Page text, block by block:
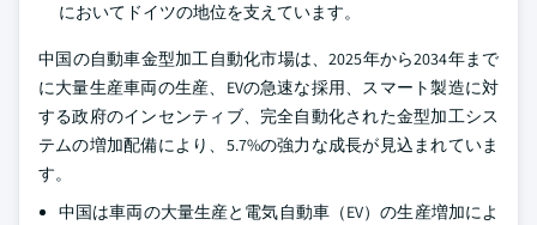
においてドイツの地位を支えています。
中国の自動車金型加工自動化市場は、2025年から2034年まで
に大量生産車両の生産、EVの急速な採用、スマート製造に対
する政府のインセンティブ、完全自動化された金型加工シス
テムの増加配備により、5.7%の強力な成長が見込まれていま
す。
中国は車両の大量生産と電気自動車（EV）の生産増加によ